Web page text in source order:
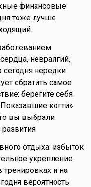
финансовые
тоже лучше
невралгий,
сегодня нередки
обратить самое
берегите себя,
когти»
вы выбрали
отдыха: избыток
укрепление
и на
вероятность